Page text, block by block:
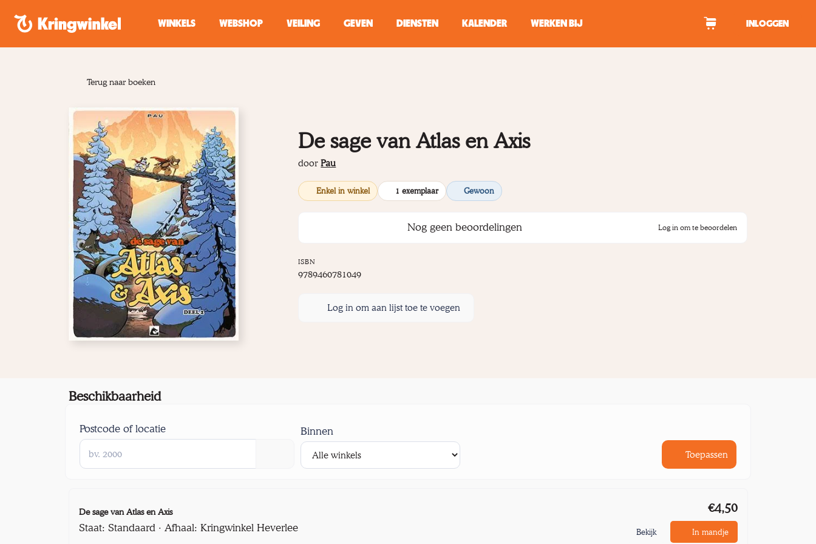
WINKELS
WEBSHOP VEILING GEVEN DIENSTEN KALENDER WERKEN BIJ
Typ minstens 2 tekens om te zoeken.
INLOGGEN
Terug naar boeken
De sage van Atlas en Axis
doorPau
Enkel in winkel 1 exemplaar Gewoon
Nog geen beoordelingen Log in om te beoordelen
ISBN
9789460781049
Log in om aan lijst toe te voegen
Beschikbaarheid
Postcode of locatie Binnen
Toepassen
De sage van Atlas en Axis
Staat: Standaard · Afhaal: Kringwinkel Heverlee
€4,50
Bekijk In mandje